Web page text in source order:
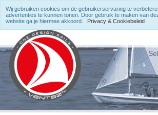
Wij gebruiken cookies om de gebruikerservaring te
advertenties te kunnen tonen. Door gebruik te maken van
website ga je hiermee akkoord.
Privacy & Cookiebeleid